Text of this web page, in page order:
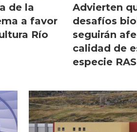
de la
a favor
Río
Advierten
desafíos
seguirán
calidad de
especie RAS